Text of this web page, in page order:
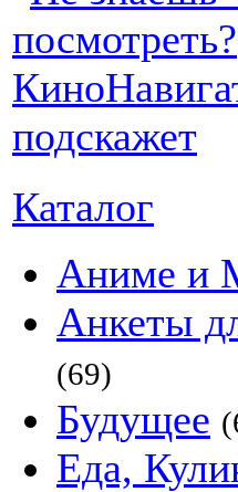
Каталог
Аниме и
Анкеты
(69)
Будущее
Еда,